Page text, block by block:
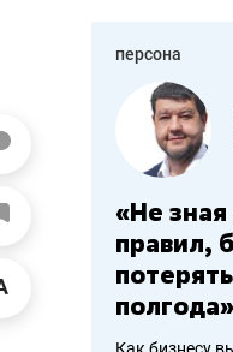
персона
работа «Не
правил,
полгода»